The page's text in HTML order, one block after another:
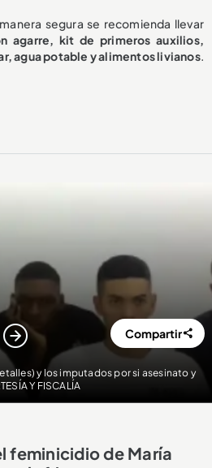
segura se recomienda llevar
agarre, kit de primeros auxilios,
agua potable y alimentos livianos.
y los imputados por si asesinato y
Y FISCALÍA
Compartir
feminicidio de María